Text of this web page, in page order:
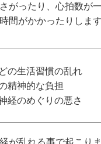
がったり、心拍数が
間がかかったりします
の生活習慣の乱れ
精神的な負担
経のめぐりの悪さ
が乱れる事で起こりま